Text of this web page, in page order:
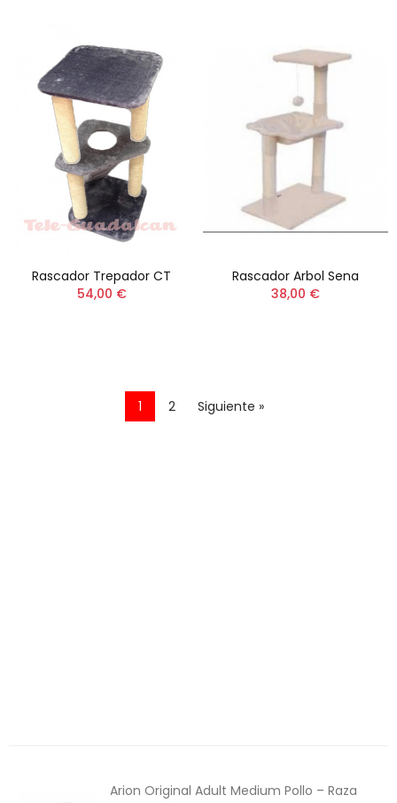
Rascador Trepador CT
54,00 €
Rascador Arbol Sena
38,00 €
1 2 Siguiente »
Arion Original Adult Medium Pollo – Raza